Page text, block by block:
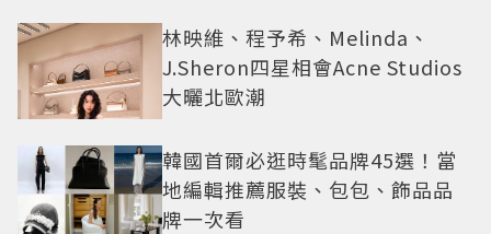
林映維、程予希、Melinda、
J.Sheron四星相會Acne Studios
大曬北歐潮
韓國首爾必逛時髦品牌45選！當
地編輯推薦服裝、包包、飾品品
牌一次看